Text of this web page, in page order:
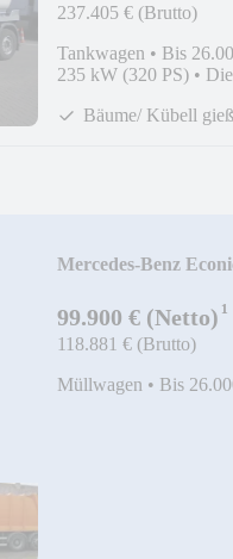
237.405 € (Brutto)
Tankwagen • Bis
235 kW (320 PS) •
Bäume/ Kübell
Mercedes-Benz
99.900 € (Netto)¹
118.881 € (Brutto)
Müllwagen • Bis